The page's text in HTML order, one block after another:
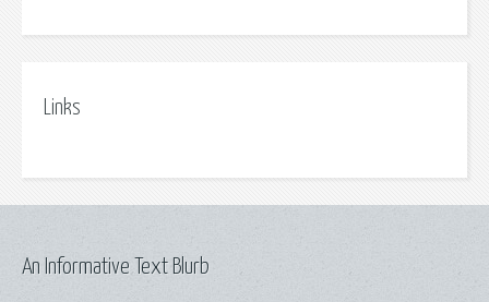
Links
An Informative Text Blurb